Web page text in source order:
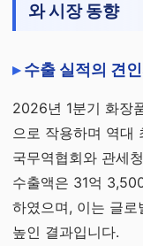
와 시장 동향
수출 실적의 견
2026년 1분기 화장
으로 작용하며 역대
국무역협회와 관세
수출액은 31억
하였으며, 이는 글
높인 결과입니다.